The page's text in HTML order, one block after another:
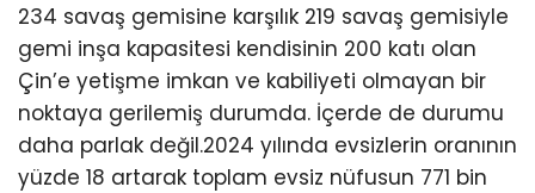
234 savaş gemisine karşılık 219 savaş gemisiyle
gemi inşa kapasitesi kendisinin 200 katı olan
Çin’e yetişme imkan ve kabiliyeti olmayan bir
noktaya gerilemiş durumda. İçerde de durumu
daha parlak değil.2024 yılında evsizlerin oranının
yüzde 18 artarak toplam evsiz nüfusun 771 bin